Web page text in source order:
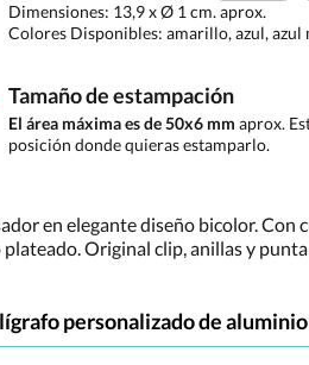
Dimensiones: 13,9 x Ø 1 cm. aprox.
Colores Disponibles: amarillo, azul, azul
Tamaño de estampación
El área máxima es de 50x6 mm aprox.
posición donde quieras estamparlo.
en elegante diseño bicolor.
Original clip, anillas y
personalizado de